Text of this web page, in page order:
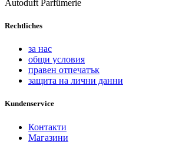
Rechtliches
за нас
общи условия
правен отпечатък
защита на лични данни
Kundenservice
Контакти
Магазини